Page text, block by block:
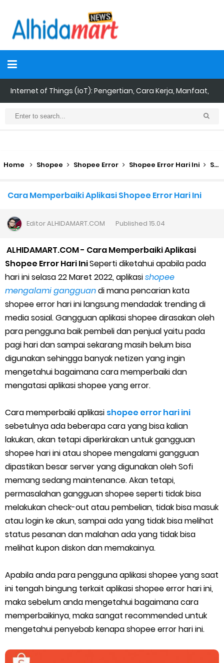
Panduan Lengkap Nonton Konser ENHYPEN di Jakarta: Tips War
Tiket, Persiapan, dan Hal yang Perlu Diketahui
Panduan Menjadi Agen Sicepat: Syarat dan Komisinya
Cara Ping DNS Server Gojek Gopartner
Cara Mudah Melihat Nomor Shopeepay Sendiri dan Orang Lain
7 Cara Mudah Top Up Grab untuk Driver
5 Versi Map Paling Gacor Untuk Ojek Online
Penyebab dan Cara Memulihkan Akun Gojek Dibekukan
Cara Menghitung Penghasilan Grab Sesuai dengan Orderan
5 Cara Top Up InDriver dengan Mudah
5 Biaya Potongan Shopee Food yang Perlu Kamu Ketahui
10 Cara Jitu Autobid Untuk Lala Motor dan Mobil 2023
Batas Saldo Untuk Akun Gopay Biasa dan Upgrade
Cara Mudah Melihat QR dan Barcode Shopeepay
Enroute Drop: Arti dan Penjelasan Resi Gosend
Cara Transfer Gopay ke Shopeepay Tanpa Potongan
Cara Ping Server Shopee Food 2022
Cara Menghubungi CS Lalamove dan Jam Operasionalnya
Home Shopee Shopee Error Shopee Error Hari Ini Shopee Gangguan
Cara Memperbaiki Aplikasi Shopee Error Hari Ini
EditorALHIDAMART.COM Published 15.04
ALHIDAMART.COM - Cara Memperbaiki Aplikasi
Shopee Error Hari IniSeperti diketahui apabila pada
hari ini selasa 22 Maret 2022, aplikasishopee
mengalami gangguandi mana pencarian kata
shopee error hari ini langsung mendadak trending di
media sosial. Gangguan aplikasi shopee dirasakan oleh
para pengguna baik pembeli dan penjual yaitu pada
pagi hari dan sampai sekarang masih belum bisa
digunakan sehingga banyak netizen yang ingin
mengetahui bagaimana cara memperbaiki dan
mengatasi aplikasi shopee yang error.
Cara memperbaiki aplikasi shopee error hari ini
sebetulnya ada beberapa cara yang bisa kalian
lakukan, akan tetapi diperkirakan untuk gangguan
shopee hari ini atau shopee mengalami gangguan
dipastikan besar server yang digunakan oleh Sofi
memang sedang maintenance. Akan tetapi,
permasalahan gangguan shopee seperti tidak bisa
melakukan check-out atau pembelian, tidak bisa masuk
atau login ke akun, sampai ada yang tidak bisa melihat
status pesanan dan malahan ada yang tidak bisa
melihat kupon diskon dan memakainya.
Apabila anda para pengguna aplikasi shopee yang saat
ini tengah bingung terkait aplikasi shopee error hari ini,
maka sebelum anda mengetahui bagaimana cara
memperbaikinya, maka sangat recommended untuk
mengetahui penyebab kenapa shopee error hari ini.